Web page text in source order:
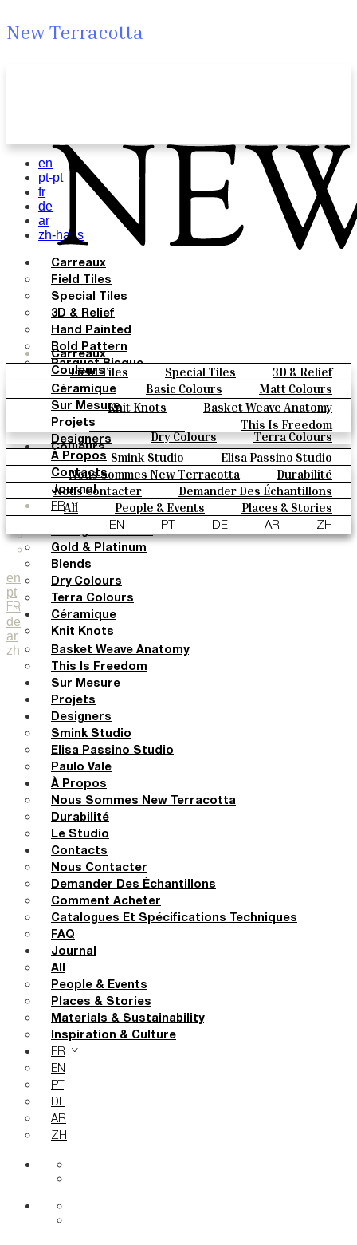
New Terracotta
Carreaux
Field Tiles Special Tiles
3D & Relief
Hand Painted
Bold Pattern
Parquet Bisque
Natural Cotto
Elisa Passino
Smink
Paulo Vale
Couleurs
Basic Colours
Matt Colours
Oxide Explosions
Special Firing
Vintage Metallics
Gold & Platinum
Blends
Dry Colours
Terra Colours
Céramique
Knit Knots
Basket Weave Anatomy
This Is Freedom
Sur Mesure
Projets
Designers
Smink Studio
Elisa Passino Studio
Paulo Vale
À Propos
Nous Sommes New Terracotta
Durabilité
Le Studio
Contacts
Nous Contacter
Demander Des Échantillons
Comment Acheter
Catalogues Et Spécifications Techniques
FAQ
Journal
All People & Events
Places & Stories
Materials & Sustainability
Inspiration & Culture
FR
EN PT DE AR ZH
en
pt
FR
de
ar
zh
en
pt-pt
fr
de
ar
zh-hans
Carreaux
Field Tiles
Special Tiles
3D & Relief
Hand Painted
Bold Pattern
Parquet Bisque
Natural Cotto
Elisa Passino
Smink
Paulo Vale
Couleurs
Basic Colours
Matt Colours
Oxide Explosions
Special Firing
Vintage Metallics
Gold & Platinum
Blends
Dry Colours
Terra Colours
Céramique
Knit Knots
Basket Weave Anatomy
This Is Freedom
Sur Mesure
Projets
Designers
Smink Studio
Elisa Passino Studio
Paulo Vale
À Propos
Nous Sommes New Terracotta
Durabilité
Le Studio
Contacts
Nous Contacter
Demander Des Échantillons
Comment Acheter
Catalogues Et Spécifications Techniques
FAQ
Journal
All
People & Events
Places & Stories
Materials & Sustainability
Inspiration & Culture
FR
EN
PT
DE
AR
ZH